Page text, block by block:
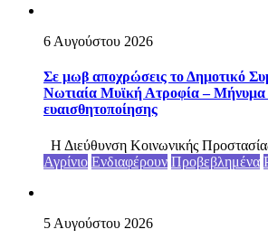
6 Αυγούστου 2026
Σε μωβ αποχρώσεις το Δημοτικό
Νωτιαία Μυϊκή Ατροφία – Μήνυμα
ευαισθητοποίησης
Η Διεύθυνση Κοινωνικής
Αγρίνιο Ενδιαφέρουν Προβεβλημένα
5 Αυγούστου 2026